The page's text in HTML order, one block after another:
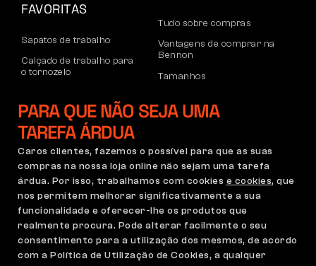
FAVORITAS
Sapatos de trabalho
Calçado de trabalho para
o tornozelo
Calçado de lazer para
o tornozelo
Calças
Moletons
Tudo sobre compras
Vantagens de comprar na
Bennon
Tamanhos
Transporte e pagamento
Registo no B2B
Reclamações e garantia
Condições Gerais
Política de Reclamações
Configuração de cookies
GDPR
PARA QUE NÃO SEJA UMA
TAREFA ÁRDUA
Caros clientes, fazemos o possível para que as suas
compras na nossa loja online não sejam uma tarefa
árdua. Por isso, trabalhamos com cookies e cookies, que
nos permitem melhorar significativamente a sua
funcionalidade e oferecer-lhe os produtos que
realmente procura. Pode alterar facilmente o seu
consentimento para a utilização dos mesmos, de acordo
com a Política de Utilização de Cookies, a qualquer